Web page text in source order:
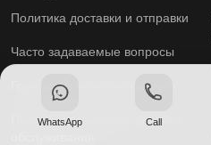
Политика доставки и отправки
Часто задаваемые вопросы
Границы и качество гранита
Политика возврата и условия
WhatsApp Call